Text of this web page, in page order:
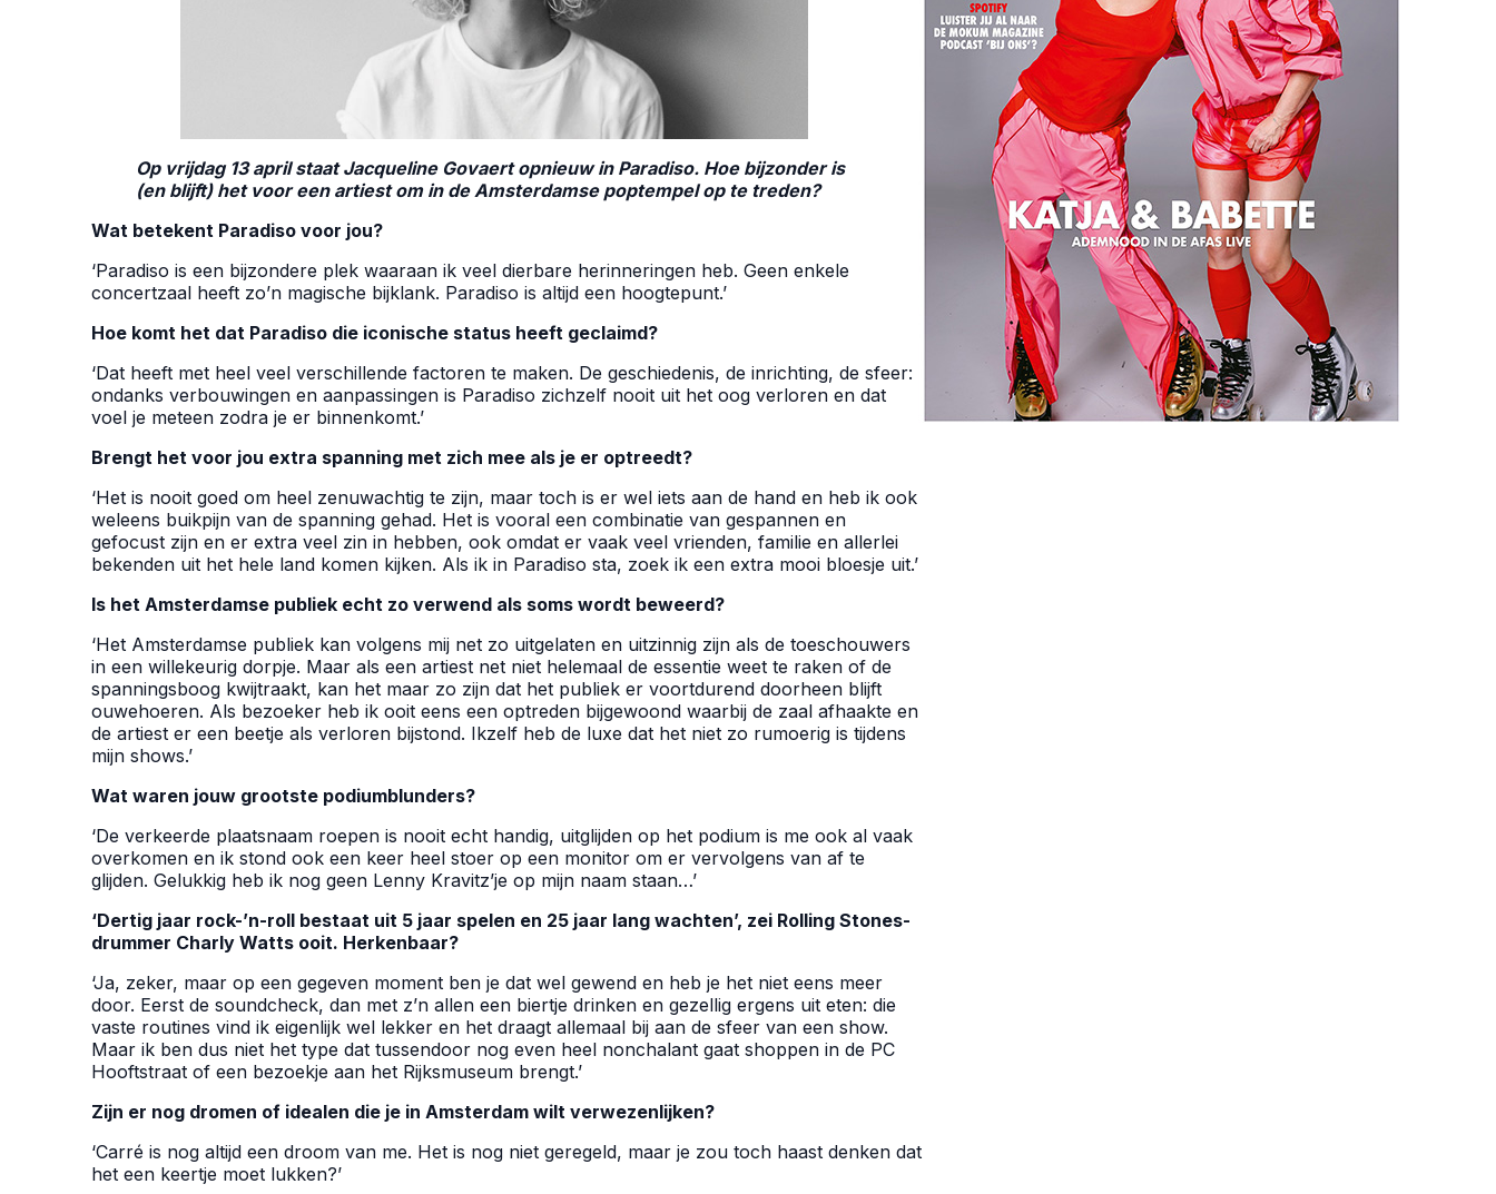
Op vrijdag 13 april staat Jacqueline Govaert opnieuw in Paradiso. Hoe bijzonder is
(en blijft) het voor een artiest om in de Amsterdamse poptempel op te treden?
Wat betekent Paradiso voor jou?
‘Paradiso is een bijzondere plek waaraan ik veel dierbare herinneringen heb. Geen enkele
concertzaal heeft zo’n magische bijklank. Paradiso is altijd een hoogtepunt.’
Hoe komt het dat Paradiso die iconische status heeft geclaimd?
‘Dat heeft met heel veel verschillende factoren te maken. De geschiedenis, de inrichting, de sfeer:
ondanks verbouwingen en aanpassingen is Paradiso zichzelf nooit uit het oog verloren en dat
voel je meteen zodra je er binnenkomt.’
Brengt het voor jou extra spanning met zich mee als je er optreedt?
‘Het is nooit goed om heel zenuwachtig te zijn, maar toch is er wel iets aan de hand en heb ik ook
weleens buikpijn van de spanning gehad. Het is vooral een combinatie van gespannen en
gefocust zijn en er extra veel zin in hebben, ook omdat er vaak veel vrienden, familie en allerlei
bekenden uit het hele land komen kijken. Als ik in Paradiso sta, zoek ik een extra mooi bloesje uit.’
Is het Amsterdamse publiek echt zo verwend als soms wordt beweerd?
‘Het Amsterdamse publiek kan volgens mij net zo uitgelaten en uitzinnig zijn als de toeschouwers
in een willekeurig dorpje. Maar als een artiest net niet helemaal de essentie weet te raken of de
spanningsboog kwijtraakt, kan het maar zo zijn dat het publiek er voortdurend doorheen blijft
ouwehoeren. Als bezoeker heb ik ooit eens een optreden bijgewoond waarbij de zaal afhaakte en
de artiest er een beetje als verloren bijstond. Ikzelf heb de luxe dat het niet zo rumoerig is tijdens
mijn shows.’
Wat waren jouw grootste podiumblunders?
‘De verkeerde plaatsnaam roepen is nooit echt handig, uitglijden op het podium is me ook al vaak
overkomen en ik stond ook een keer heel stoer op een monitor om er vervolgens van af te
glijden. Gelukkig heb ik nog geen Lenny Kravitz’je op mijn naam staan…’
‘Dertig jaar rock-’n-roll bestaat uit 5 jaar spelen en 25 jaar lang wachten’, zei Rolling Stones-
drummer Charly Watts ooit. Herkenbaar?
‘Ja, zeker, maar op een gegeven moment ben je dat wel gewend en heb je het niet eens meer
door. Eerst de soundcheck, dan met z’n allen een biertje drinken en gezellig ergens uit eten: die
vaste routines vind ik eigenlijk wel lekker en het draagt allemaal bij aan de sfeer van een show.
Maar ik ben dus niet het type dat tussendoor nog even heel nonchalant gaat shoppen in de PC
Hooftstraat of een bezoekje aan het Rijksmuseum brengt.’
Zijn er nog dromen of idealen die je in Amsterdam wilt verwezenlijken?
‘Carré is nog altijd een droom van me. Het is nog niet geregeld, maar je zou toch haast denken dat
het een keertje moet lukken?’